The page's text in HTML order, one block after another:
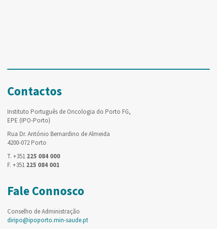
Contactos
Instituto Português de Oncologia do Porto FG,
EPE (IPO-Porto)
Rua Dr. António Bernardino de Almeida
4200-072 Porto
T. +351 225 084 000
F. +351 225 084 001
Fale Connosco
Conselho de Administração
diripo@ipoporto.min-saude.pt